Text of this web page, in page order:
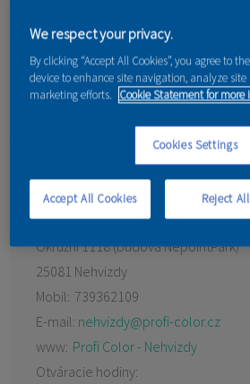
PORADENSTVÍ
AKCE A NOVINKY
KONTAKT
Profi Color,
Okružní 1118 (budova NepointPark)
25081 Nehvizdy
Mobil: 739362109
E-mail: nehvizdy@profi-color.cz
www: Profi Color - Nehvizdy
Otváracie hodiny:
We respect your privacy.
By clicking “Accept All Cookies”, you agree to
device to enhance site navigation, analyze
marketing efforts. Cookie Statement for
Cookies Settings
Reject All
Accept All Cookies